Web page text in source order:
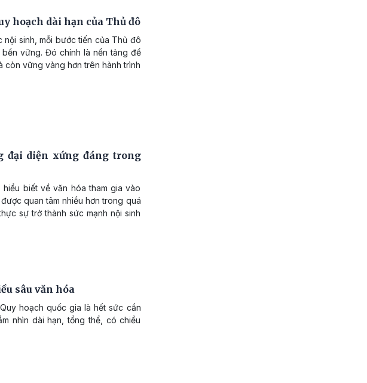
hoạch dài hạn của Thủ đô
sinh, mỗi bước tiến của Thủ đô
vững. Đó chính là nền tảng để
còn vững vàng hơn trên hành trình
đại diện xứng đáng trong
biết về văn hóa tham gia vào
quan tâm nhiều hơn trong quá
sự trở thành sức mạnh nội sinh
sâu văn hóa
hoạch quốc gia là hết sức cần
nhìn dài hạn, tổng thể, có chiều